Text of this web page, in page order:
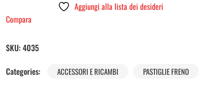
Aggiungi alla lista dei desideri
Compara
SKU: 4035
Categories:
ACCESSORI E RICAMBI PASTIGLIE FRENO